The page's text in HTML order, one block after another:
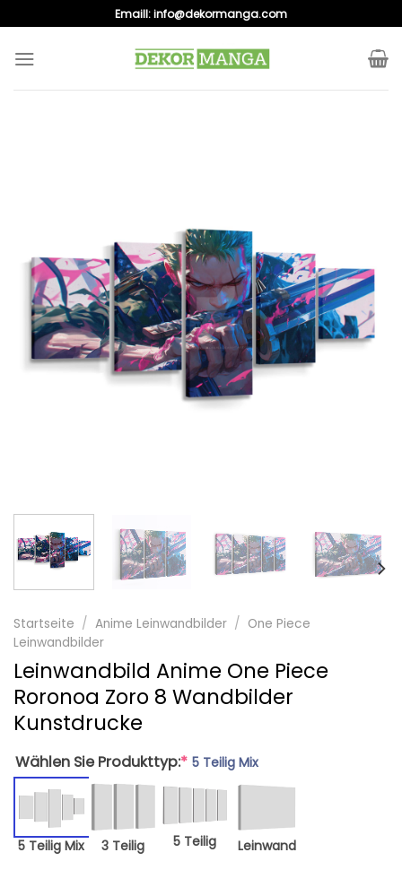
to
content
Emaill:info@dekormanga.com
Startseite / Anime Leinwandbilder / One Piece
Leinwandbilder
Leinwandbild Anime One Piece
Roronoa Zoro 8 Wandbilder
Kunstdrucke
Wählen Sie Produkttyp:* 5 Teilig Mix
5 Teilig Mix 3 Teilig 5 Teilig Leinwand